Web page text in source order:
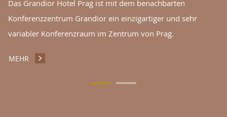
Das Grandior Hotel Prag ist mit dem benachbarten
Konferenzzentrum Grandior ein einzigartiger und sehr
variabler Konferenzraum im Zentrum von Prag.
MEHR KONFERENZEN UND VERANSTALTUNGEN